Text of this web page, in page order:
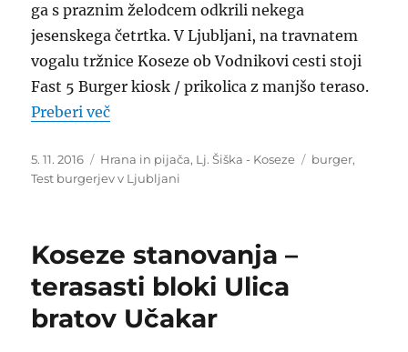
ga s praznim želodcem odkrili nekega
jesenskega četrtka. V Ljubljani, na travnatem
vogalu tržnice Koseze ob Vodnikovi cesti stoji
Fast 5 Burger kiosk / prikolica z manjšo teraso.
Preberi več“OCENA: Fast 5 Burger – Ljubljana,
Objavljeno
dne
5. 11. 2016 Kategorije
Hrana in pijača, Lj. Šiška - Koseze Oznake
burger,
Test burgerjev v Ljubljani
Koseze stanovanja –
terasasti bloki Ulica
bratov Učakar